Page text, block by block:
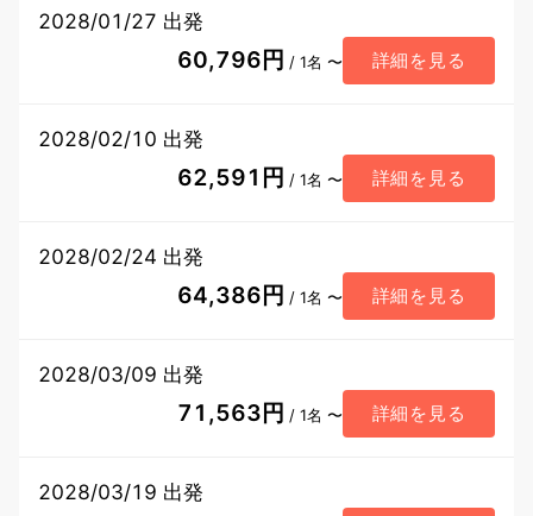
2028/01/27 出発
60,796円 / 1名 〜 詳細を見る
2028/02/10 出発
62,591円 / 1名 〜 詳細を見る
2028/02/24 出発
64,386円 / 1名 〜 詳細を見る
2028/03/09 出発
71,563円 / 1名 〜 詳細を見る
2028/03/19 出発